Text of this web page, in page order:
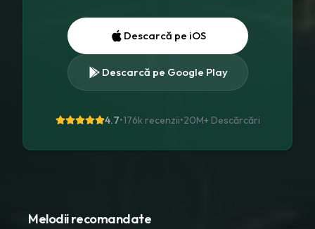
Descarcă pe iOS
Descarcă pe Google Play
4.7•176k recenzii•20M+ Descărcări
Melodii recomandate